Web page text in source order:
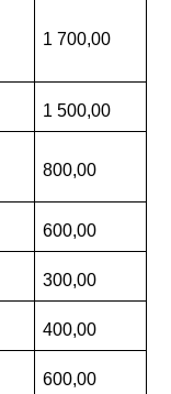
1 700,00
1 500,00
800,00
600,00
300,00
400,00
600,00